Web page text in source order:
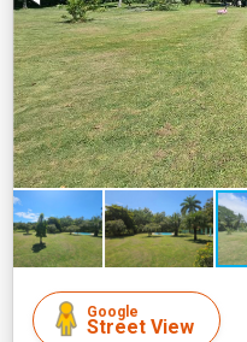
Google
Street View